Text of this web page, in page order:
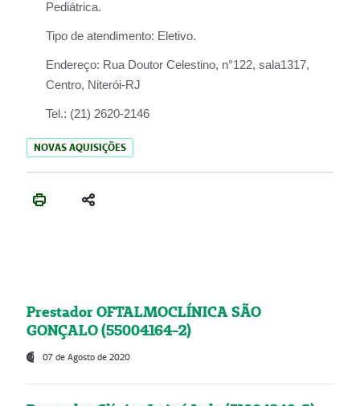
Pediátrica.
Tipo de atendimento: Eletivo.
Endereço: Rua Doutor Celestino, n°122, sala1317,
Centro, Niterói-RJ
Tel.: (21) 2620-2146
NOVAS AQUISIÇÕES
Prestador OFTALMOCLÍNICA SÃO
GONÇALO (55004164-2)
07 de Agosto de 2020